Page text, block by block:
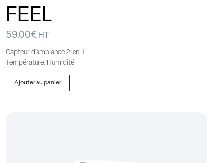
FEEL
59.00€ HT
Capteur d’ambiance 2-en-1
Température, Humidité
Ajouter au panier